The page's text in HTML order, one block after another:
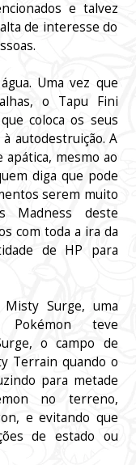
e talvez
de interesse do
Uma vez que
o Tapu Fini
coloca os seus
autodestruição. A
mesmo ao
diga que pode
serem muito
Madness deste
com toda a ira da
de HP para
Surge, uma
teve
o campo de
Terrain quando o
para metade
no terreno,
e evitando que
de estado ou